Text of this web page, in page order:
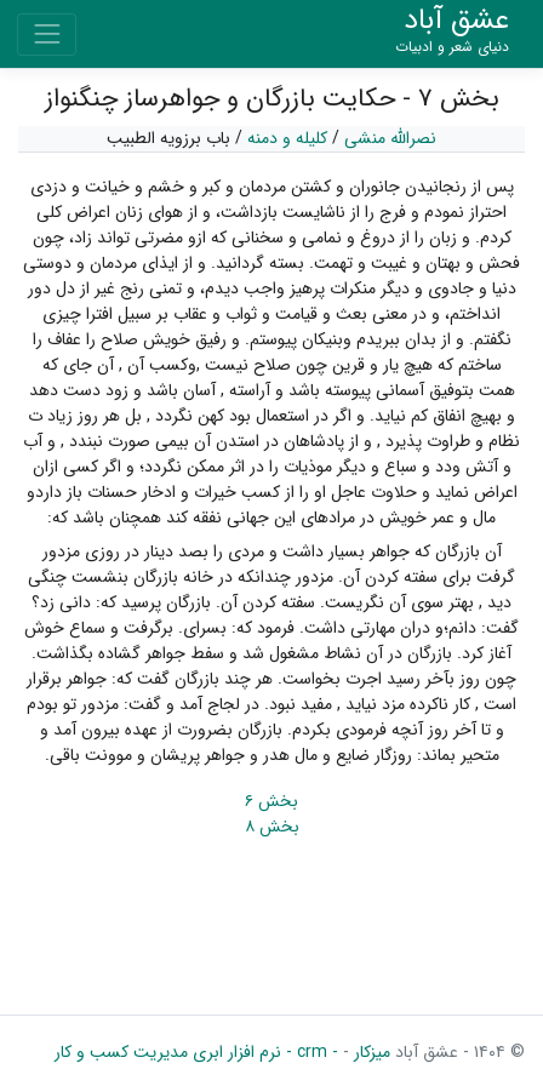
عشق آباد
دنیای شعر و ادبیات
بخش ۷ - حکایت بازرگان و جواهرساز چنگنواز
نصرالله منشی/کلیله و دمنه/ باب برزویه الطبیب
پس از رنجانیدن جانوران و کشتن مردمان و کبر و خشم و خیانت و دزدی
احتراز نمودم و فرج را از ناشایست بازداشت، و از هوای زنان اعراض کلی
کردم. و زبان را از دروغ و نمامی و سخنانی که ازو مضرتی تواند زاد، چون
فحش و بهتان و غیبت و تهمت. بسته گردانید. و از ایذای مردمان و دوستی
دنیا و جادوی و دیگر منکرات پرهیز واجب دیدم، و تمنی رنج غیر از دل دور
انداختم، و در معنی بعث و قیامت و ثواب و عقاب بر سبیل افترا چیزی
نگفتم. و از بدان ببریدم وبنیکان پیوستم. و رفیق خویش صلاح را عفاف را
ساختم که هیچ یار و قرین چون صلاح نیست ,وکسب آن , آن جای که
همت بتوفیق آسمانی پیوسته باشد و آراسته , آسان باشد و زود دست دهد
و بهیچ انفاق کم نیاید. و اگر در استعمال بود کهن نگردد , بل هر روز زیاد ت
نظام و طراوت پذیرد , و از پادشاهان در استدن آن بیمی صورت نبندد , و آب
و آتش ودد و سباع و دیگر موذیات را در اثر ممکن نگردد؛ و اگر کسی ازان
اعراض نماید و حلاوت عاجل او را از کسب خیرات و ادخار حسنات باز داردو
مال و عمر خویش در مرادهای این جهانی نفقه کند همچنان باشد که:
آن بازرگان که جواهر بسیار داشت و مردی را بصد دینار در روزی مزدور
گرفت برای سفته کردن آن. مزدور چندانکه در خانه بازرگان بنشست چنگی
دید , بهتر سوی آن نگریست. سفته کردن آن. بازرگان پرسید که: دانی زد؟
گفت: دانم؛و دران مهارتی داشت. فرمود که: بسرای. برگرفت و سماع خوش
آغاز کرد. بازرگان در آن نشاط مشغول شد و سفط جواهر گشاده بگذاشت.
چون روز بآخر رسید اجرت بخواست. هر چند بازرگان گفت که: جواهر برقرار
است , کار ناکرده مزد نیاید , مفید نبود. در لجاج آمد و گفت: مزدور تو بودم
و تا آخر روز آنچه فرمودی بکردم. بازرگان بضرورت از عهده بیرون آمد و
متحیر بماند: روزگار ضایع و مال هدر و جواهر پریشان و موونت باقی.
بخش ۶
بخش ۸
© ۱۴۰۴ - عشق آباد میزکار - - crm - نرم افزار ابری مدیریت کسب و کار